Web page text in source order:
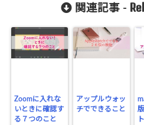
関連記事 -
Zoomに入れな
いときに確認す
る７つのこと
アップルウォッ
チでできること